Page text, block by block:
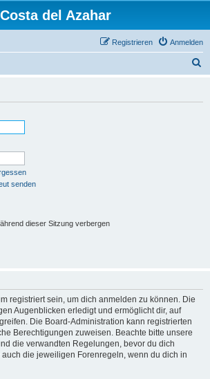
Costa del Azahar
Anmelden
Registrieren
senden
dieser Sitzung verbergen
registriert sein, um dich anmelden zu können. Die
Augenblicken erledigt und ermöglicht dir, auf
Die Board-Administration kann registrierten
Berechtigungen zuweisen. Beachte bitte unsere
die verwandten Regelungen, bevor du dich
die jeweiligen Forenregeln, wenn du dich in